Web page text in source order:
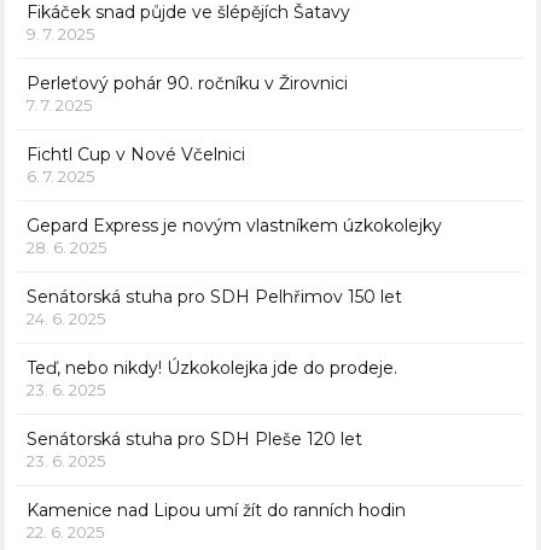
Fikáček snad půjde ve šlépějích Šatavy
9. 7. 2025
Perleťový pohár 90. ročníku v Žirovnici
7. 7. 2025
Fichtl Cup v Nové Včelnici
6. 7. 2025
Gepard Express je novým vlastníkem úzkokolejky
28. 6. 2025
Senátorská stuha pro SDH Pelhřimov 150 let
24. 6. 2025
Teď, nebo nikdy! Úzkokolejka jde do prodeje.
23. 6. 2025
Senátorská stuha pro SDH Pleše 120 let
23. 6. 2025
Kamenice nad Lipou umí žít do ranních hodin
22. 6. 2025